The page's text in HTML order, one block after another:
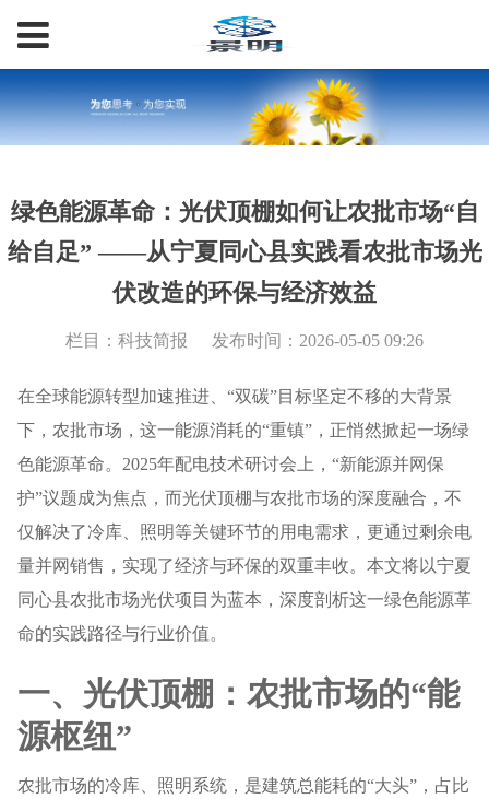
绿色能源革命：光伏顶棚如何让农批市场“自
给自足” ——从宁夏同心县实践看农批市场光
伏改造的环保与经济效益
栏目：科技简报 发布时间：2026-05-05 09:26
在全球能源转型加速推进、“双碳”目标坚定不移的大背景
下，农批市场，这一能源消耗的“重镇”，正悄然掀起一场绿
色能源革命。2025年配电技术研讨会上，“新能源并网保
护”议题成为焦点，而光伏顶棚与农批市场的深度融合，不
仅解决了冷库、照明等关键环节的用电需求，更通过剩余电
量并网销售，实现了经济与环保的双重丰收。本文将以宁夏
同心县农批市场光伏项目为蓝本，深度剖析这一绿色能源革
命的实践路径与行业价值。
一、光伏顶棚：农批市场的“能
源枢纽”
农批市场的冷库、照明系统，是建筑总能耗的“大头”，占比